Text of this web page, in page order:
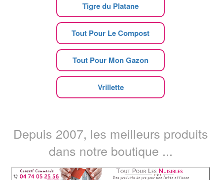
Tigre du Platane
Tout Pour Le Compost
Tout Pour Mon Gazon
Vrillette
Depuis 2007, les meilleurs produits
dans notre boutique ...